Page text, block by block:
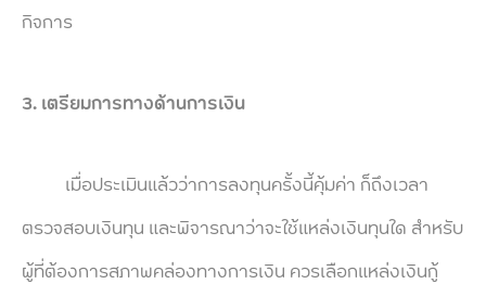
กิจการ
3. เตรียมการทางด้านการเงิน
เมื่อประเมินแล้วว่าการลงทุนครั้งนี้คุ้มค่า ก็ถึงเวลา
ตรวจสอบเงินทุน และพิจารณาว่าจะใช้แหล่งเงินทุนใด สำหรับ
ผู้ที่ต้องการสภาพคล่องทางการเงิน ควรเลือกแหล่งเงินกู้